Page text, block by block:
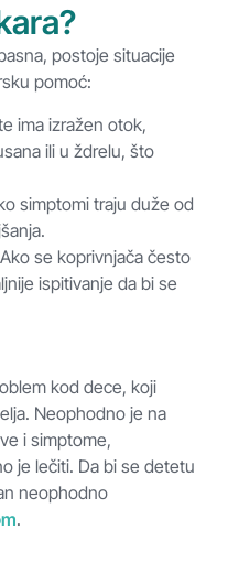
postoje situacije
pomoć:
ima izražen otok,
ili u ždrelu, što
simptomi traju duže od
Ako se koprivnjača često
ispitivanje da bi se
kod dece, koji
Neophodno je na
i simptome,
je lečiti. Da bi se detetu
neophodno
.